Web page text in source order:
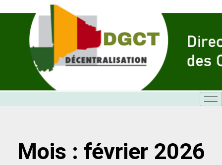
au
Mois : février 2026